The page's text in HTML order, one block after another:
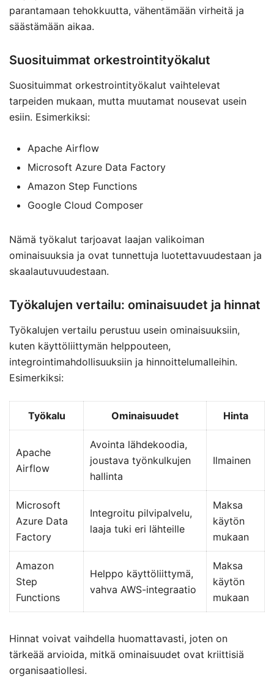
parantamaan tehokkuutta, vähentämään virheitä ja
säästämään aikaa.
Suosituimmat orkestrointityökalut
Suosituimmat orkestrointityökalut vaihtelevat
tarpeiden mukaan, mutta muutamat nousevat usein
esiin. Esimerkiksi:
Apache Airflow
Microsoft Azure Data Factory
Amazon Step Functions
Google Cloud Composer
Nämä työkalut tarjoavat laajan valikoiman
ominaisuuksia ja ovat tunnettuja luotettavuudestaan ja
skaalautuvuudestaan.
Työkalujen vertailu: ominaisuudet ja hinnat
Työkalujen vertailu perustuu usein ominaisuuksiin,
kuten käyttöliittymän helppouteen,
integrointimahdollisuuksiin ja hinnoittelumalleihin.
Esimerkiksi:
Työkalu Ominaisuudet Hinta
Apache
Airflow
Avointa lähdekoodia,
joustava työnkulkujen
hallinta
Ilmainen
Microsoft
Azure Data
Factory
Integroitu pilvipalvelu,
laaja tuki eri lähteille
Maksa
käytön
mukaan
Amazon
Step
Functions
Helppo käyttöliittymä,
vahva AWS-integraatio
Maksa
käytön
mukaan
Hinnat voivat vaihdella huomattavasti, joten on
tärkeää arvioida, mitkä ominaisuudet ovat kriittisiä
organisaatiollesi.